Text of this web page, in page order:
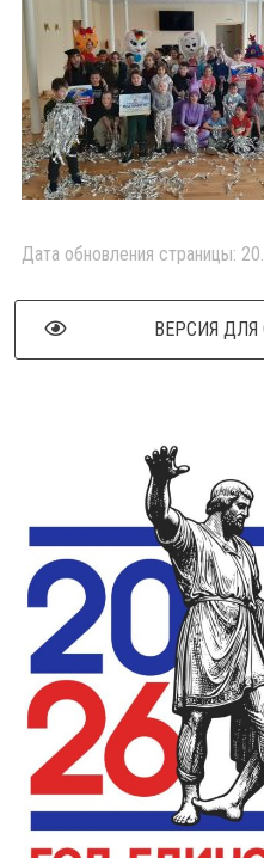
Дата обновления страницы:
ВЕРСИЯ